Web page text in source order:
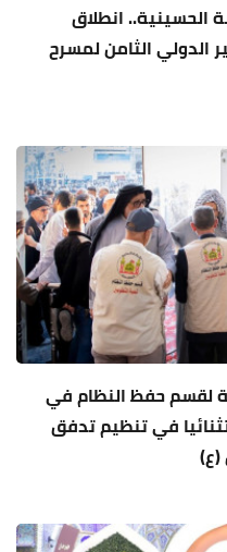
الحسينية.. انطلاق
الدولي الثامن لمسرح
لقسم حفظ النظام في
في تنظيم تدفق
(ع)